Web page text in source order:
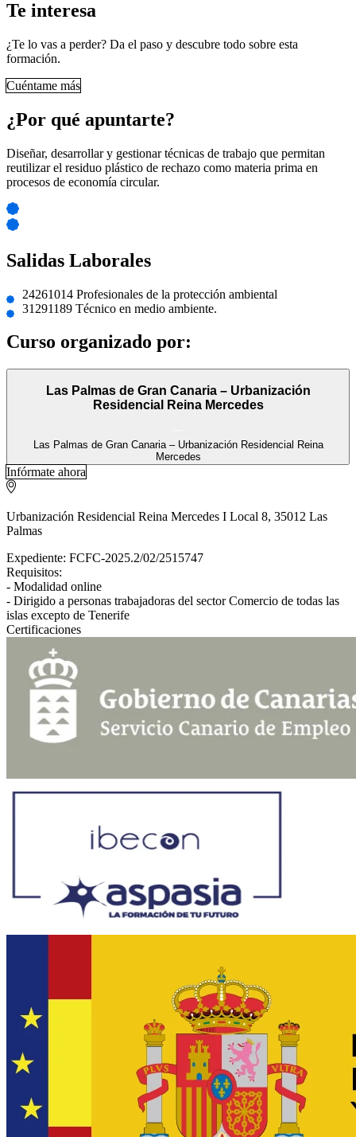
Te interesa
¿Te lo vas a perder? Da el paso y descubre todo sobre esta
formación.
Cuéntame más
¿Por qué apuntarte?
Diseñar, desarrollar y gestionar técnicas de trabajo que permitan
reutilizar el residuo plástico de rechazo como materia prima en
procesos de economía circular.
Salidas Laborales
24261014 Profesionales de la protección ambiental
31291189 Técnico en medio ambiente.
Curso organizado por:
Las Palmas de Gran Canaria – Urbanización
Residencial Reina Mercedes
Las Palmas de Gran Canaria – Urbanización Residencial Reina
Mercedes
Infórmate ahora
Urbanización Residencial Reina Mercedes I Local 8, 35012 Las
Palmas
Expediente: FCFC-2025.2/02/2515747
Requisitos:
- Modalidad online
- Dirigido a personas trabajadoras del sector Comercio de todas las
islas excepto de Tenerife
Certificaciones